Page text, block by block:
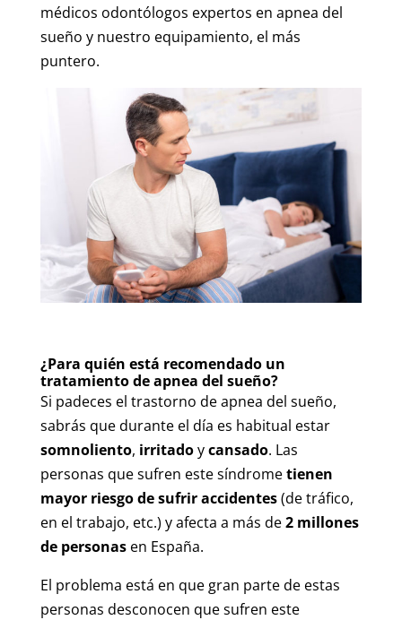
médicos odontólogos expertos en apnea del
sueño y nuestro equipamiento, el más
puntero.
¿Para quién está recomendado un
tratamiento de apnea del sueño?
Si padeces el trastorno de apnea del sueño,
sabrás que durante el día es habitual estar
somnoliento, irritadoycansado. Las
personas que sufren este síndrometienen
mayor riesgo de sufrir accidentes(de tráfico,
en el trabajo, etc.) y afecta a más de2 millones
de personasen España.
El problema está en que gran parte de estas
personas desconocen que sufren este